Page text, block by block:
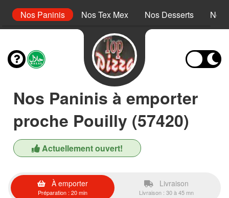
Nos Paninis Nos Tex Mex Nos Desserts Nos
Nos Paninis à emporter
proche Pouilly (57420)
Actuellement ouvert!
À emporter
Préparation : 20 min
Livraison
Livraison : 30 à 45 mn